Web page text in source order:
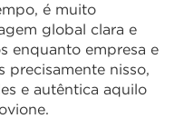
é muito
global clara e
enquanto empresa e
precisamente nisso,
e autêntica aquilo